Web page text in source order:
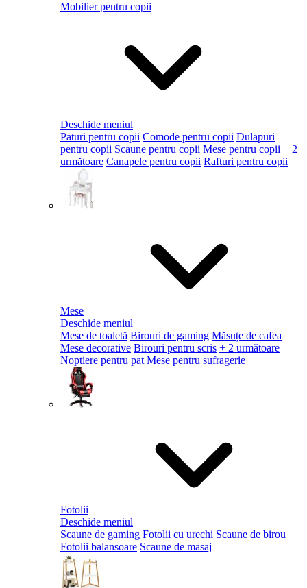
Mobilier pentru copii
Deschide meniul
Paturi pentru copii Comode pentru copii Dulapuri
pentru copii Scaune pentru copii Mese pentru copii + 2
următoare Canapele pentru copii Rafturi pentru copii
Mese
Deschide meniul
Mese de toaletă Birouri de gaming Măsuțe de cafea
Mese decorative Birouri pentru scris + 2 următoare
Noptiere pentru pat Mese pentru sufragerie
Fotolii
Deschide meniul
Scaune de gaming Fotolii cu urechi Scaune de birou
Fotolii balansoare Scaune de masaj